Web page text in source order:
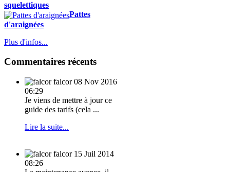
squelettiques
Pattes
d'araignées
Plus d'infos...
Commentaires récents
falcor 08 Nov 2016
06:29
Je viens de mettre à jour ce
guide des tarifs (cela ...
Lire la suite...
falcor 15 Juil 2014
08:26